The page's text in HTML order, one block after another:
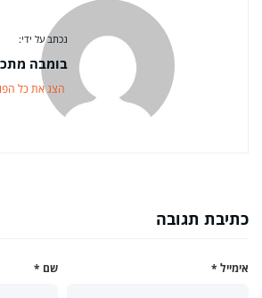
נכתב על ידי:
בומבה
הצג את כל
כתיבת תגובה
שם * אימייל *